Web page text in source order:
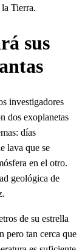
Tierra.
sus
investigadores
dos exoplanetas
días
lava que se
en el otro.
geológica de
de su estrella
pero tan cerca que